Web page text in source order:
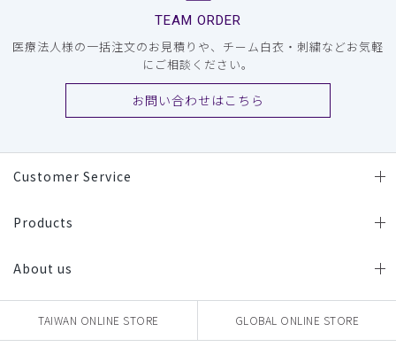
TEAM ORDER
医療法人様の一括注文のお見積りや、チーム白衣・刺繍などお気軽
にご相談ください。
お問い合わせはこちら
Customer Service
Products
About us
TAIWAN ONLINE STORE GLOBAL ONLINE STORE